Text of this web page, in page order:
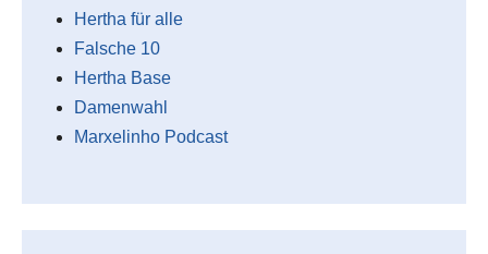
Hertha für alle
Falsche 10
Hertha Base
Damenwahl
Marxelinho Podcast